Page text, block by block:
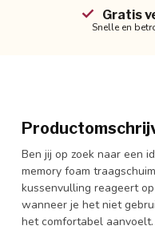
Gratis
Snelle en
Ben jij op zoek naar een
memory foam
kussenvulling reageert
wanneer je het niet
het comfortabel aanvoelt.